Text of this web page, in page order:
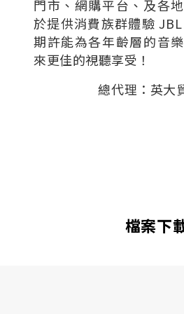
門市、網購平台、及各
於提供消費族群體驗
期許能為各年齡層的音
來更佳的視聽享受！
總代理：英大
檔案下